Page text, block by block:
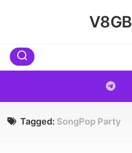
V8GB
Tagged: SongPop Party